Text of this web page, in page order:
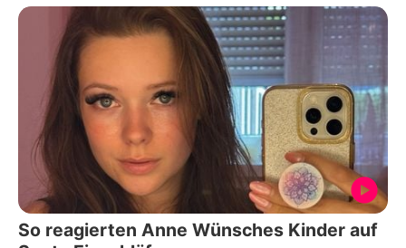
So reagierten Anne Wünsches Kinder auf